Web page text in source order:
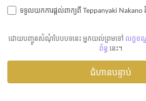
ទទួលយកការផ្តល់ពាក្យពី Teppanyaki Nakano
ដោយបញ្ចូនសំណុំបែបបទនេះ អ្នកយល់ព្រមទៅ លក្ខខ
ព័ន្ធ នេះ។